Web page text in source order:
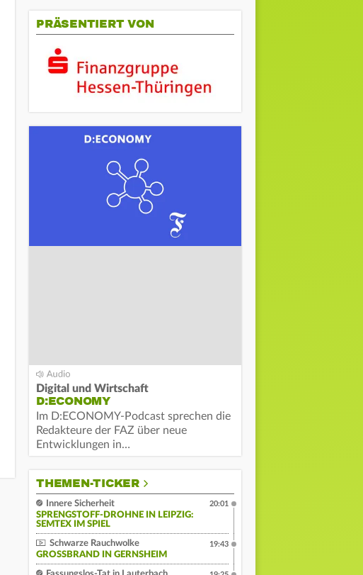
PRÄSENTIERT VON
Digital und Wirtschaft
D:ECONOMY
Im D:ECONOMY-Podcast sprechen die
Redakteure der FAZ über neue
Entwicklungen in…
THEMEN-TICKER
Innere Sicherheit
SPRENGSTOFF-DROHNE IN LEIPZIG:
SEMTEX IM SPIEL
20:01
Schwarze Rauchwolke
GROSSBRAND IN GERNSHEIM
19:43